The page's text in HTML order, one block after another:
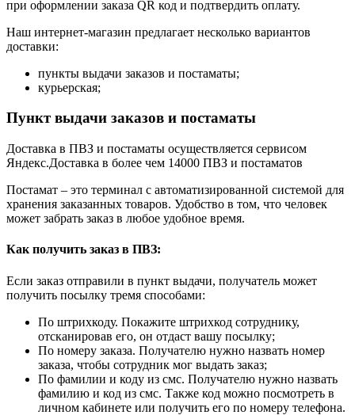
при оформлении заказа QR код и подтвердить оплату.
Наш интернет-магазин предлагает несколько вариантов
доставки:
пункты выдачи заказов и постаматы;
курьерская;
Пункт выдачи заказов и постаматы
Доставка в ПВЗ и постаматы осуществляется сервисом
Яндекс.Доставка в более чем 14000 ПВЗ и постаматов
Постамат – это терминал с автоматизированной системой для
хранения заказанных товаров. Удобство в том, что человек
может забрать заказ в любое удобное время.
Как получить заказ в ПВЗ:
Если заказ отправили в пункт выдачи, получатель может
получить посылку тремя способами:
По штрихкоду. Покажите штрихкод сотруднику,
отсканировав его, он отдаст вашу посылку;
По номеру заказа. Получателю нужно назвать номер
заказа, чтобы сотрудник мог выдать заказ;
По фамилии и коду из смс. Получателю нужно назвать
фамилию и код из смс. Также код можно посмотреть в
личном кабинете или получить его по номеру телефона.